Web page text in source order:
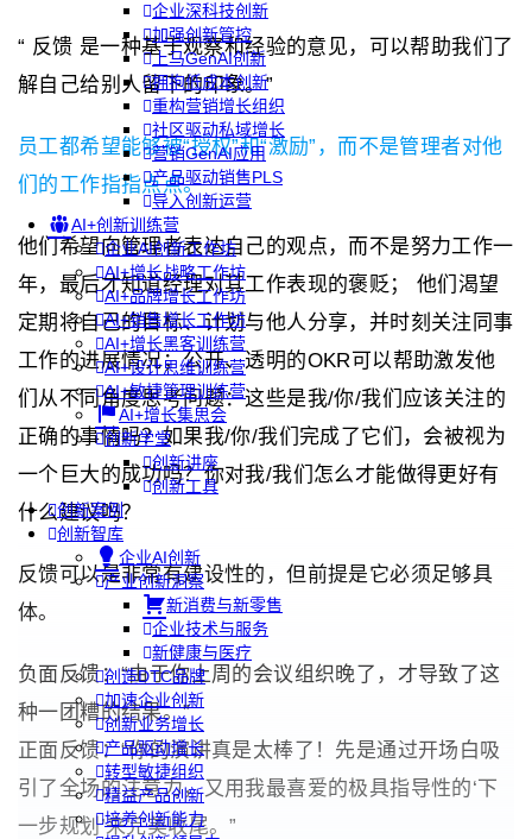
企业深科技创新
加强创新管控
上马GenAI创新
拥抱低成本创新
重构营销增长组织
社区驱动私域增长
营销GenAI应用
产品驱动销售PLS
导入创新运营
AI+创新训练营
企业AI创新工作坊
AI+增长战略工作坊
AI+品牌增长工作坊
AI+销售增长工作坊
AI+增长黑客训练营
AI+设计思维训练营
AI+敏捷管理训练营
AI+增长集思会
创新学堂
创新讲座
创新工具
创新案例
创新智库
企业AI创新
产业创新洞察
新消费与新零售
企业技术与服务
新健康与医疗
创造DTC品牌
加速企业创新
创新业务增长
产品驱动增长
转型敏捷组织
精益产品创新
培养创新能力
“ 反馈 是一种基于观察和经验的意见，可以帮助我们了
解自己给别人留下的印象。”
员工都希望能够被“授权”和“激励”，而不是管理者对他
们的工作指指点点。
他们希望向管理者表达自己的观点，而不是努力工作一
年，最后才知道经理对其工作表现的褒贬； 他们渴望
定期将自己的目标、计划与他人分享，并时刻关注同事
工作的进展情况；公开、透明的OKR可以帮助激发他
们从不同角度思考问题：这些是我/你/我们应该关注的
正确的事情吗？如果我/你/我们完成了它们，会被视为
一个巨大的成功吗？你对我/我们怎么才能做得更好有
什么建议吗？
反馈可以是非常有建设性的，但前提是它必须足够具
体。
负面反馈：“由于你上周的会议组织晚了，才导致了这
种一团糟的结果。”
正面反馈：“你的演讲真是太棒了！先是通过开场白吸
引了全场的注意力，又用我最喜爱的极具指导性的‘下
一步规划’来完美收尾。”